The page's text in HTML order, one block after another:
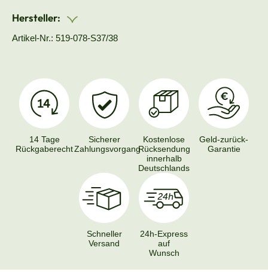
Hersteller:
Artikel-Nr.: 519-078-S37/38
14 Tage
Rückgaberecht
Sicherer
Zahlungsvorgang
Kostenlose
Rücksendung
innerhalb
Deutschlands
Geld-zurück-
Garantie
Schneller
Versand
24h-Express
auf
Wunsch